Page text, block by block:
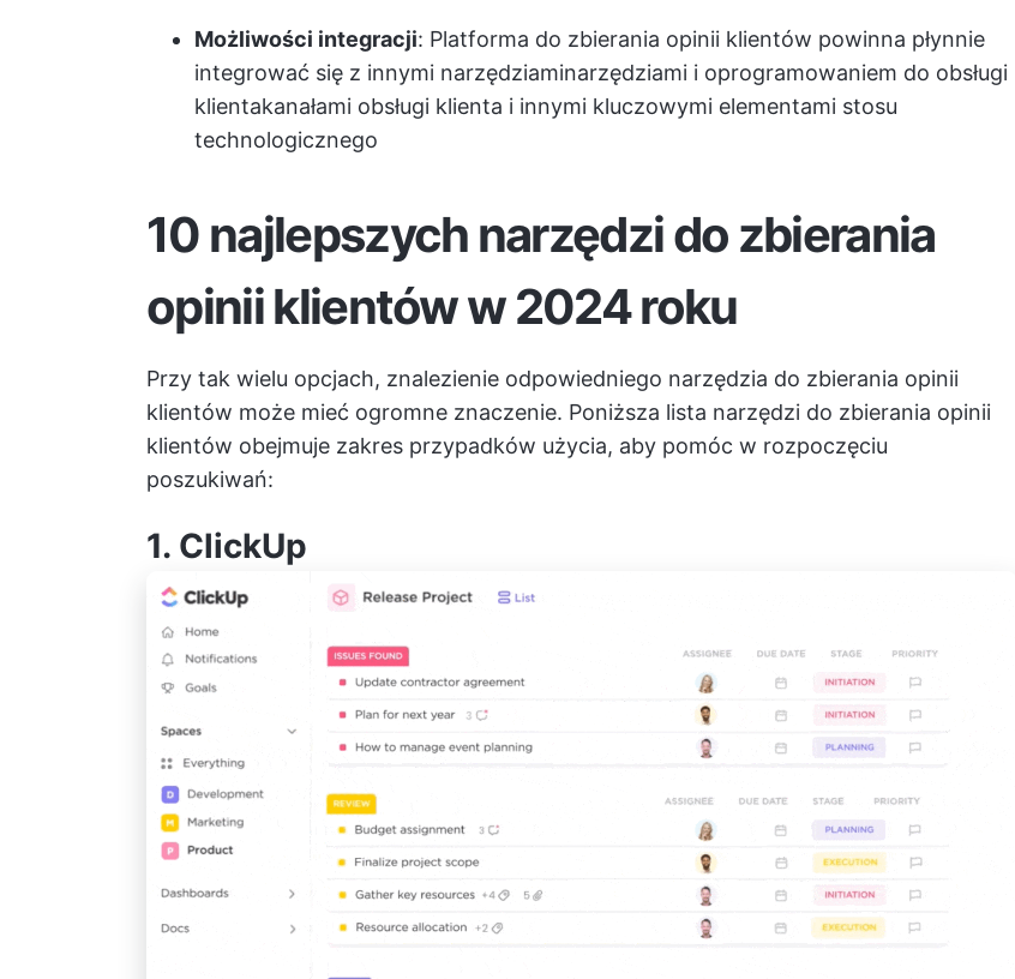
Możliwości integracji: Platforma do zbierania opinii klientów powinna płynnie
integrować się z innymi narzędziaminarzędziami i oprogramowaniem do obsługi
klientakanałami obsługi klienta i innymi kluczowymi elementami stosu
technologicznego
10 najlepszych narzędzi do zbierania
opinii klientów w 2024 roku
Przy tak wielu opcjach, znalezienie odpowiedniego narzędzia do zbierania opinii
klientów może mieć ogromne znaczenie. Poniższa lista narzędzi do zbierania opinii
klientów obejmuje zakres przypadków użycia, aby pomóc w rozpoczęciu
poszukiwań:
1. ClickUp